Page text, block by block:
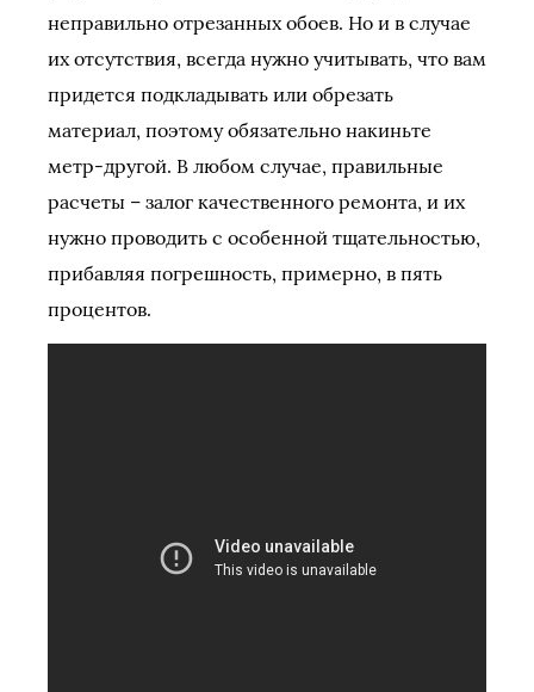
неправильно отрезанных обоев. Но и в случае
их отсутствия, всегда нужно учитывать, что вам
придется подкладывать или обрезать
материал, поэтому обязательно накиньте
метр-другой. В любом случае, правильные
расчеты – залог качественного ремонта, и их
нужно проводить с особенной тщательностью,
прибавляя погрешность, примерно, в пять
процентов.